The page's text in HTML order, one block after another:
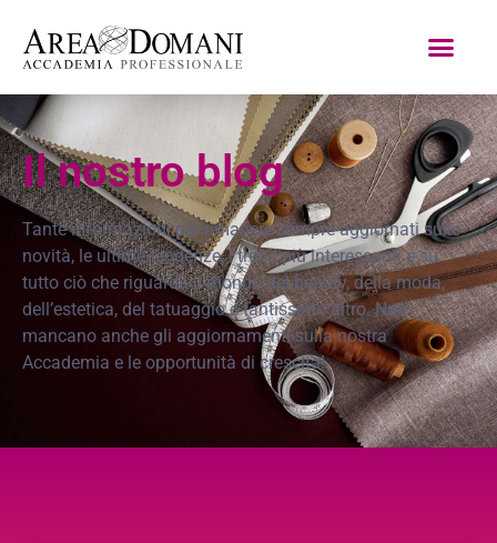
Il nostro blog
Tante informazioni per rimanere sempre aggiornati sulle
novità, le ultime tendenze, i trend più interessanti e su
tutto ciò che riguarda il mondo del beauty, della moda,
dell’estetica, del tatuaggio e tantissimo altro. Non
mancano anche gli aggiornamenti sulla nostra
Accademia e le opportunità di crescita!